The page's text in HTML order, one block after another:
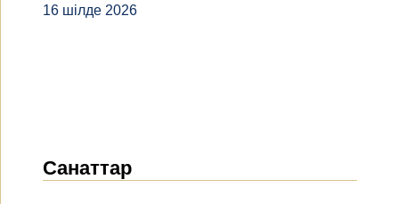
16 шілде 2026
Санаттар